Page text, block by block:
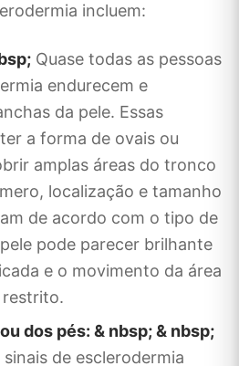
incluem:
Quase todas as pessoas
endurecem e
da pele. Essas
a forma de ovais ou
amplas áreas do tronco
localização e tamanho
de acordo com o tipo de
pode parecer brilhante
e o movimento da área
restrito.
dos pés: & nbsp; & nbsp;
de esclerodermia